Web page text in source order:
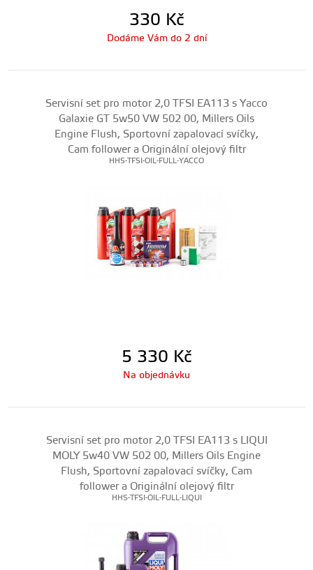
330 Kč
Dodáme Vám do 2 dní
Servisní set pro motor 2,0 TFSI EA113 s Yacco
Galaxie GT 5w50 VW 502 00, Millers Oils
Engine Flush, Sportovní zapalovací svíčky,
Cam follower a Originální olejový filtr
HHS-TFSI-OIL-FULL-YACCO
5 330 Kč
Na objednávku
Servisní set pro motor 2,0 TFSI EA113 s LIQUI
MOLY 5w40 VW 502 00, Millers Oils Engine
Flush, Sportovní zapalovací svíčky, Cam
follower a Originální olejový filtr
HHS-TFSI-OIL-FULL-LIQUI